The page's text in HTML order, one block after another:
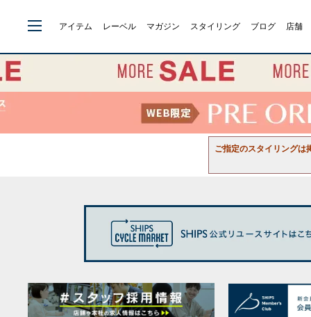
アイテム レーベル マガジン スタイリング ブログ 店舗
ご指定のスタイリングは